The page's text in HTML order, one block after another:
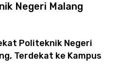
Negeri Malang
Politeknik Negeri
Terdekat ke Kampus